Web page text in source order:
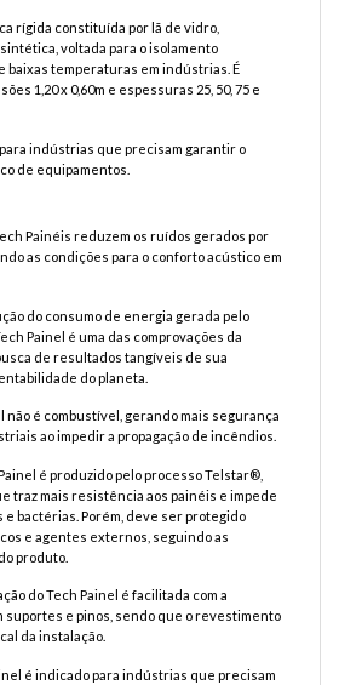
rígida constituída por lã de vidro,
voltada para o isolamento
baixas temperaturas em indústrias. É
1,20 x 0,60m e espessuras 25, 50, 75 e
indústrias que precisam garantir o
de equipamentos.
Painéis reduzem os ruídos gerados por
as condições para o conforto acústico em
do consumo de energia gerada pelo
Painel é uma das comprovações da
de resultados tangíveis de sua
do planeta.
não é combustível, gerando mais segurança
ao impedir a propagação de incêndios.
é produzido pelo processo Telstar®,
traz mais resistência aos painéis e impede
bactérias. Porém, deve ser protegido
e agentes externos, seguindo as
produto.
do Tech Painel é facilitada com a
suportes e pinos, sendo que o revestimento
da instalação.
é indicado para indústrias que precisam